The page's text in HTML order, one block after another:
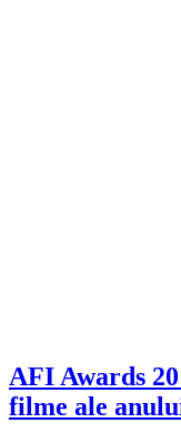
AFI Awards
filme ale